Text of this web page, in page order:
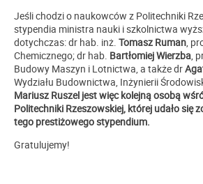
Jeśli chodzi o naukowców z Politechniki
stypendia ministra nauki i szkolnictwa
dotychczas: dr hab. inż. Tomasz Ruman ,
Chemicznego; dr hab. Bartłomiej Wierzba ,
Budowy Maszyn i Lotnictwa, a także dr
Wydziału Budownictwa, Inżynierii
Mariusz Ruszel jest więc kolejną osobą
Politechniki Rzeszowskiej, której udało się
tego prestiżowego stypendium.
Gratulujemy!